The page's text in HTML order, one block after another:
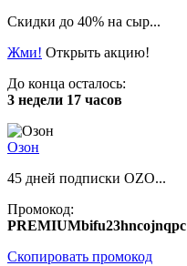
Скидки до 40% на сыр...
Жми! Открыть акцию!
До конца осталось:
3 недели 17 часов
Озон
45 дней подписки OZO...
Промокод:
PREMIUMbifu23hncojnqpc
Скопировать промокод